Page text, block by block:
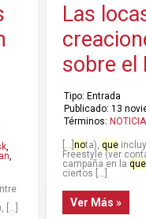
,
[…]
Las
sobre el
Tipo: Entrada
Publicado: 13
Términos:
nota), que
Freestyle (ver
campaña en la que
ciertos […]
Ver Más »